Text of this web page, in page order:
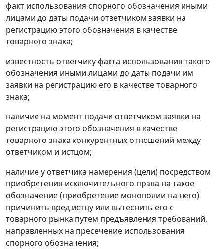
факт использования спорного обозначения иными
лицами до даты подачи ответчиком заявки на
регистрацию этого обозначения в качестве
товарного знака;
известность ответчику факта использования такого
обозначения иными лицами до даты подачи им
заявки на регистрацию его в качестве товарного
знака;
наличие на момент подачи ответчиком заявки на
регистрацию этого обозначения в качестве
товарного знака конкурентных отношений между
ответчиком и истцом;
наличие у ответчика намерения (цели) посредством
приобретения исключительного права на такое
обозначение (приобретение монополии на него)
причинить вред истцу или вытеснить его с
товарного рынка путем предъявления требований,
направленных на пресечение использования
спорного обозначения;